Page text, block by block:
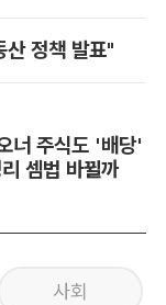
산 정책 발표"
너 주식도 '배당'
셈법 바뀔까
사회